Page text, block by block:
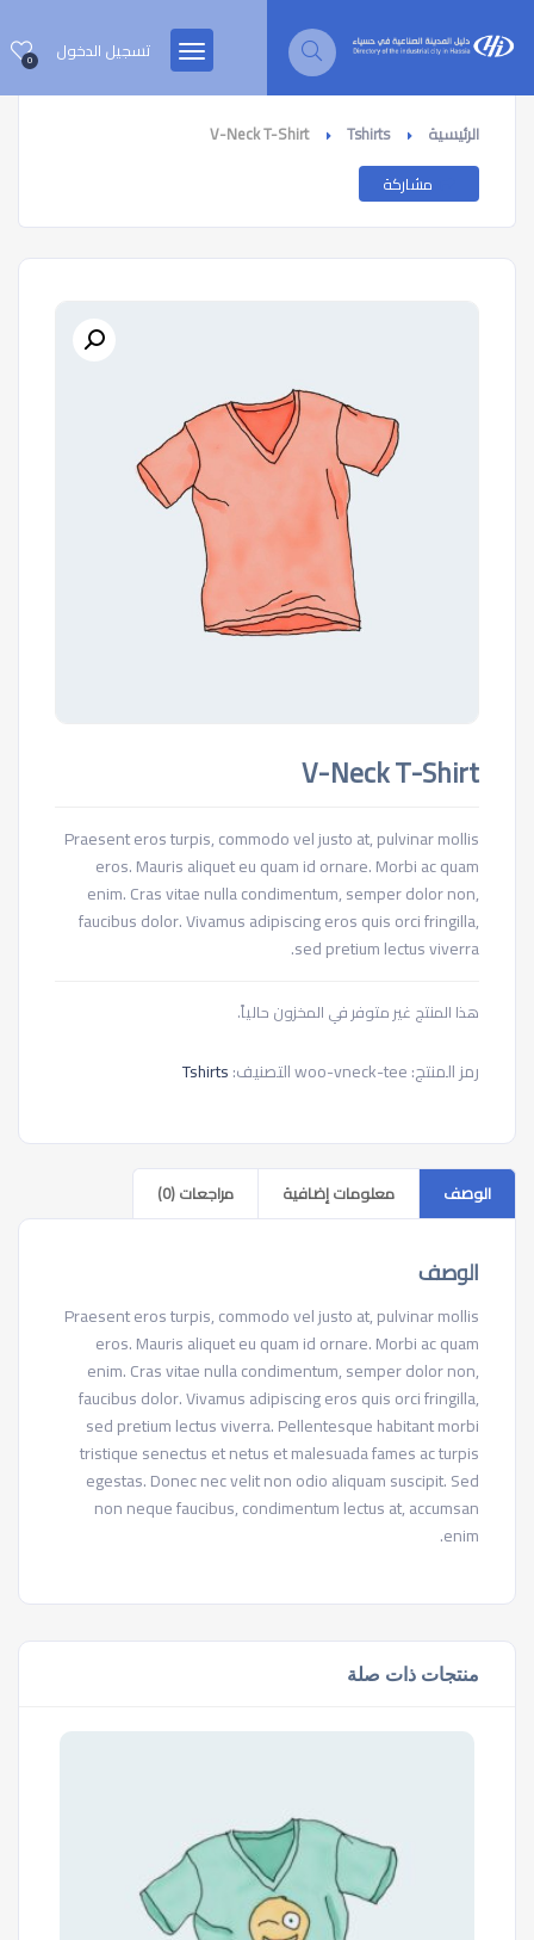
0 تسجيل الدخول
الرئيسية Tshirts
V-Neck T-Shirt
مشاركة
V-Neck T-Shirt
Praesent eros turpis, commodo vel justo at, pulvinar mollis
eros. Mauris aliquet eu quam id ornare. Morbi ac quam
enim. Cras vitae nulla condimentum, semper dolor non,
faucibus dolor. Vivamus adipiscing eros quis orci fringilla,
sed pretium lectus viverra.
هذا المنتج غير متوفر في المخزون حالياً.
رمز المنتج:woo-vneck-teeالتصنيف:Tshirts
الوصف معلومات إضافية مراجعات (0)
الوصف
Praesent eros turpis, commodo vel justo at, pulvinar mollis
eros. Mauris aliquet eu quam id ornare. Morbi ac quam
enim. Cras vitae nulla condimentum, semper dolor non,
faucibus dolor. Vivamus adipiscing eros quis orci fringilla,
sed pretium lectus viverra. Pellentesque habitant morbi
tristique senectus et netus et malesuada fames ac turpis
egestas. Donec nec velit non odio aliquam suscipit. Sed
non neque faucibus, condimentum lectus at, accumsan
enim.
منتجات ذات صلة